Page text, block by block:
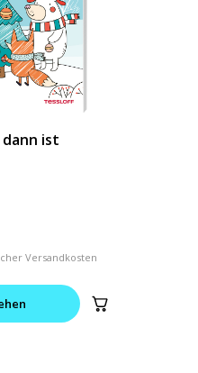
dann ist
Versandkosten